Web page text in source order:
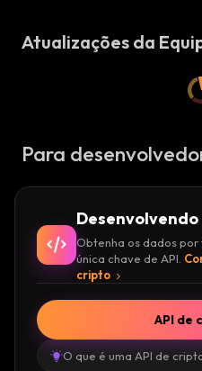
T
Atualizações da
Para
Obtenha os dados por
única chave de API.
cripto
O que é uma API de
API de